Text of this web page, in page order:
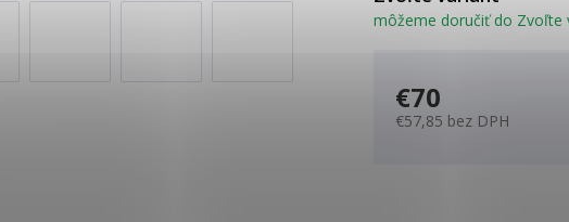
môžeme doručiť do Zvoľte
€70
€57,85 bez DPH